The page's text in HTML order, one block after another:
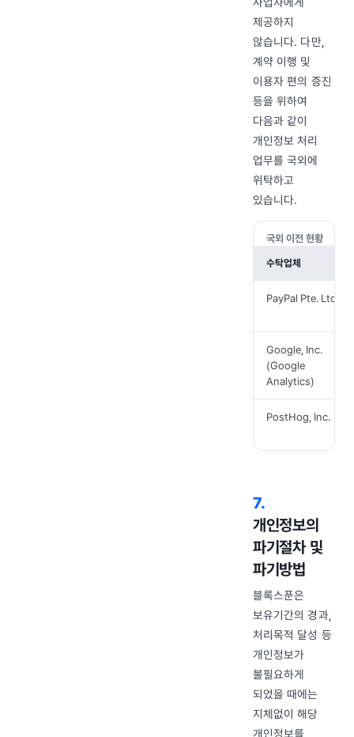
제공하지
않습니다. 다만,
계약 이행 및
이용자 편의 증진
등을 위하여
다음과 같이
개인정보 처리
업무를 국외에
위탁하고
있습니다.
국외 이전 현황
수탁업체
PayPal Pte. Ltd.
Google, Inc.
(Google
Analytics)
PostHog, Inc.
7.
개인정보의
파기절차 및
파기방법
블록스푼은
보유기간의 경과,
처리목적 달성 등
개인정보가
불필요하게
되었을 때에는
지체없이 해당
개인정보를